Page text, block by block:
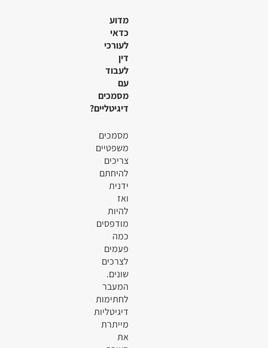
מדוע
כדאי
לעורכי
דין
לעבוד
עם
מסמכים
דיגיטליים?
מסמכים
משפטיים
צריכים
להיחתם
ידנית
ואז
להיות
מודפסים
כמה
פעמים
לצרכים
שונים.
המעבר
לחתימות
דיגיטליות
מייתרת
את